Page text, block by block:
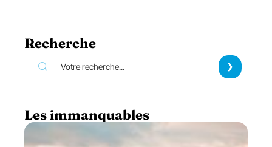
Recherche
Les immanquables